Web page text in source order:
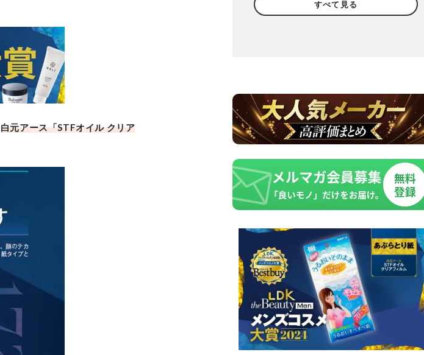
白元アース「STFオイル クリア
力・スカルプなど注目アイ
テムを検証】
すべて見る